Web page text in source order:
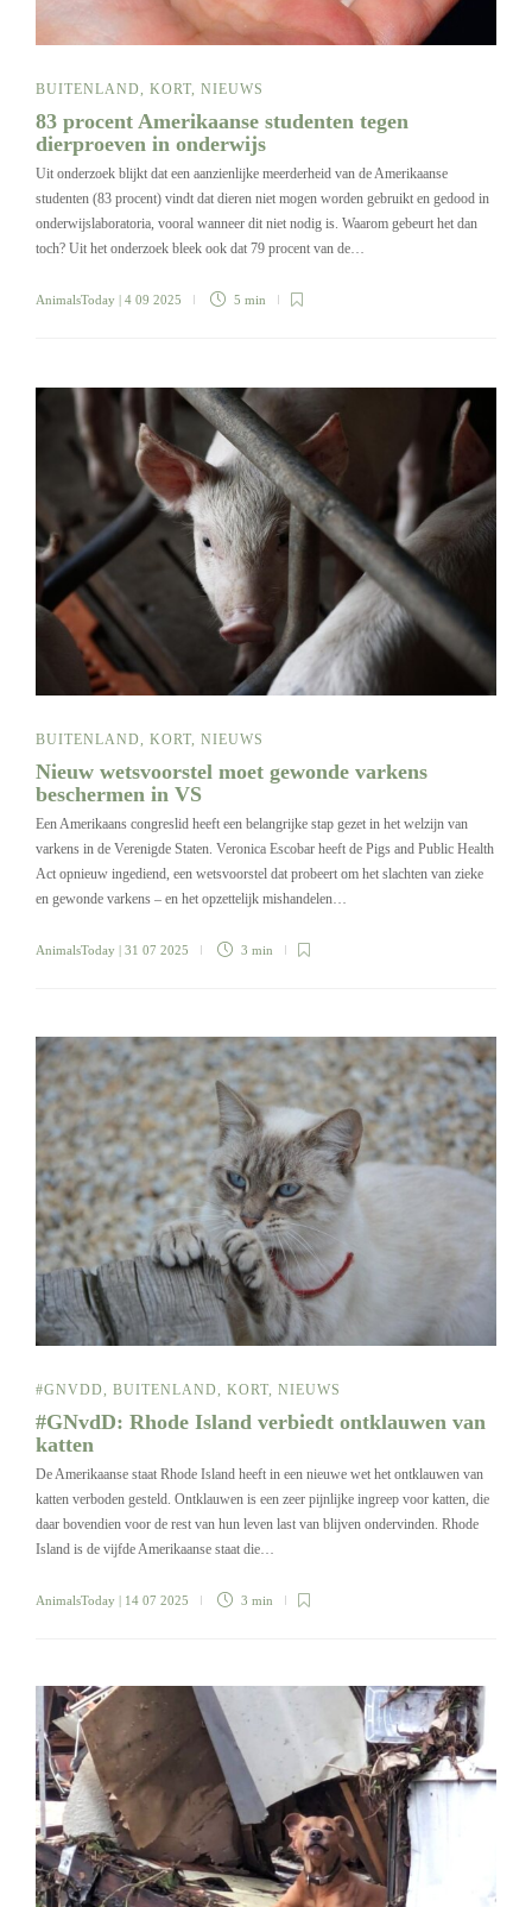
BUITENLAND, KORT, NIEUWS
83 procent Amerikaanse studenten tegen
dierproeven in onderwijs
Uit onderzoek blijkt dat een aanzienlijke meerderheid van de Amerikaanse
studenten (83 procent) vindt dat dieren niet mogen worden gebruikt en gedood in
onderwijslaboratoria, vooral wanneer dit niet nodig is. Waarom gebeurt het dan
toch? Uit het onderzoek bleek ook dat 79 procent van de…
AnimalsToday | 4 09 2025 5 min
BUITENLAND KORT NIEUWS
Nieuw wetsvoorstel moet gewonde varkens
beschermen in VS
Een Amerikaans congreslid heeft een belangrijke stap gezet in het welzijn van
varkens in de Verenigde Staten. Veronica Escobar heeft de Pigs and Public Health
Act opnieuw ingediend, een wetsvoorstel dat probeert om het slachten van zieke
en gewonde varkens – en het opzettelijk mishandelen…
AnimalsToday | 31 07 2025 3 min
#GNVDD, BUITENLAND, KORT, NIEUWS
#GNvdD: Rhode Island verbiedt ontklauwen van
katten
De Amerikaanse staat Rhode Island heeft in een nieuwe wet het ontklauwen van
katten verboden gesteld. Ontklauwen is een zeer pijnlijke ingreep voor katten, die
daar bovendien voor de rest van hun leven last van blijven ondervinden. Rhode
Island is de vijfde Amerikaanse staat die…
AnimalsToday | 14 07 2025 3 min